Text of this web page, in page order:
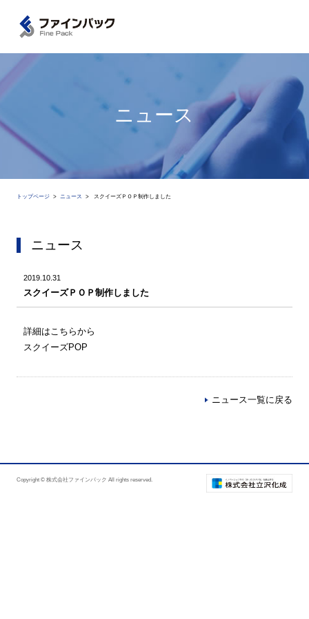
ニュース
トップページ ニュース スクイーズＰＯＰ制作しました
ニュース
スクイーズＰＯＰ制作しました
2019.10.31
詳細はこちらから
スクイーズPOP
ニュース一覧に戻る
Copyright © 株式会社ファインパック All rights reserved.